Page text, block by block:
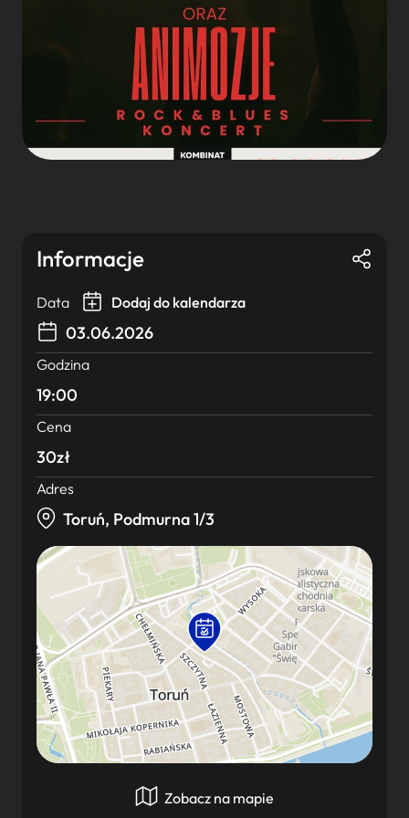
Informacje
Data Dodaj do kalendarza
03.06.2026
Godzina
19:00
Cena
30zł
Adres
Toruń, Podmurna 1/3
Zobacz na mapie